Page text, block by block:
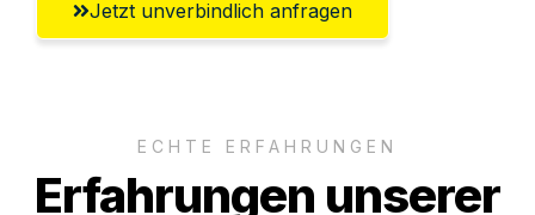
Jetzt unverbindlich anfragen
ECHTE ERFAHRUNGEN
Erfahrungen unserer